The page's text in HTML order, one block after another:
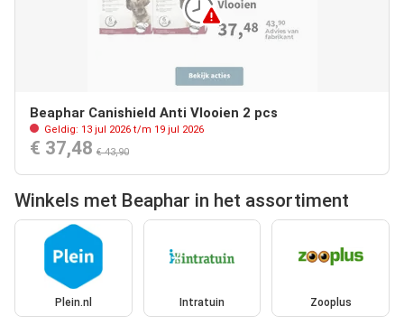
Beaphar Canishield Anti Vlooien 2 pcs
Geldig: 13 jul 2026 t/m 19 jul 2026
€ 37,48 € 43,90
Winkels met Beaphar in het assortiment
Plein.nl Intratuin Zooplus